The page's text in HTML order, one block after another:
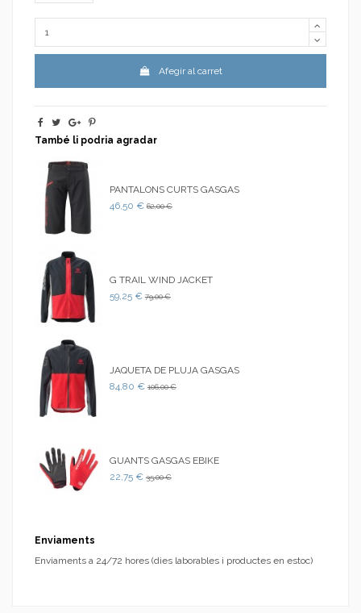
Afegir al carret
També li podria agradar
PANTALONS CURTS GASGAS
46,50 € 62,00 €
G TRAIL WIND JACKET
59,25 € 79,00 €
JAQUETA DE PLUJA GASGAS
84,80 € 106,00 €
GUANTS GASGAS EBIKE
22,75 € 35,00 €
Enviaments
Enviaments a 24/72 hores (dies laborables i productes en estoc)